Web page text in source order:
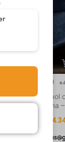
Gorra de Béisbol
Bandera Italiana